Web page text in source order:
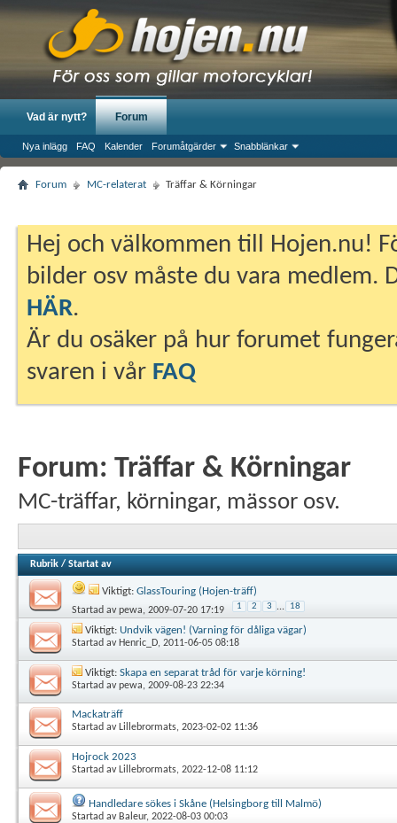
Vad är nytt? Forum
Nya inlägg FAQ Kalender Forumåtgärder Snabblänkar
Forum MC-relaterat Träffar & Körningar
Hej och välkommen till Hojen.nu!
bilder osv måste du vara medlem.
HÄR.
Är du osäker på hur forumet
svaren i vår FAQ
Forum: Träffar & Körningar
MC-träffar, körningar, mässor osv.
Rubrik / Startat av
Viktigt: GlassTouring (Hojen-träff)
Startad avpewa, 2009-07-20 17:19 1 2 3 ... 18
Viktigt: Undvik vägen! (Varning för dåliga vägar)
Startad av Henric_D, 2011-06-05 08:18
Viktigt: Skapa en separat tråd för varje körning!
Startad avpewa, 2009-08-23 22:34
Mackaträff
Startad av Lillebrormats, 2023-02-02 11:36
Hojrock 2023
Startad av Lillebrormats, 2022-12-08 11:12
Handledare sökes i Skåne (Helsingborg till Malmö)
Startad av Baleur, 2022-08-03 00:03